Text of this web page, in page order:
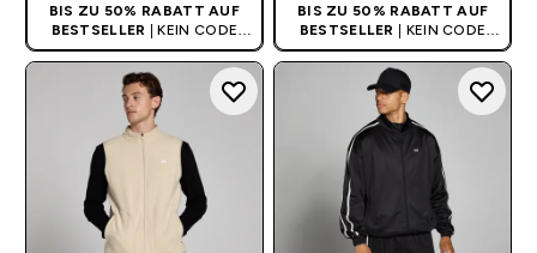
BIS ZU 50% RABATT AUF
BESTSELLER | KEIN CODE
BENÖTIGT
BIS ZU 50% RABATT AUF
BESTSELLER | KEIN CODE
BENÖTIGT